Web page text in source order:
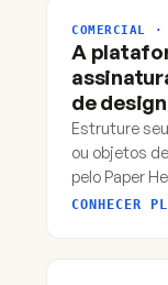
COMERCIAL ·
A
de design
Estruture
ou objetos
pelo Paper
limitadas e
CONHECER